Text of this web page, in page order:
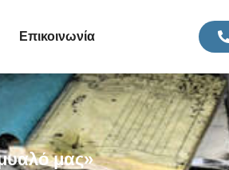
Επικοινωνία
μας»